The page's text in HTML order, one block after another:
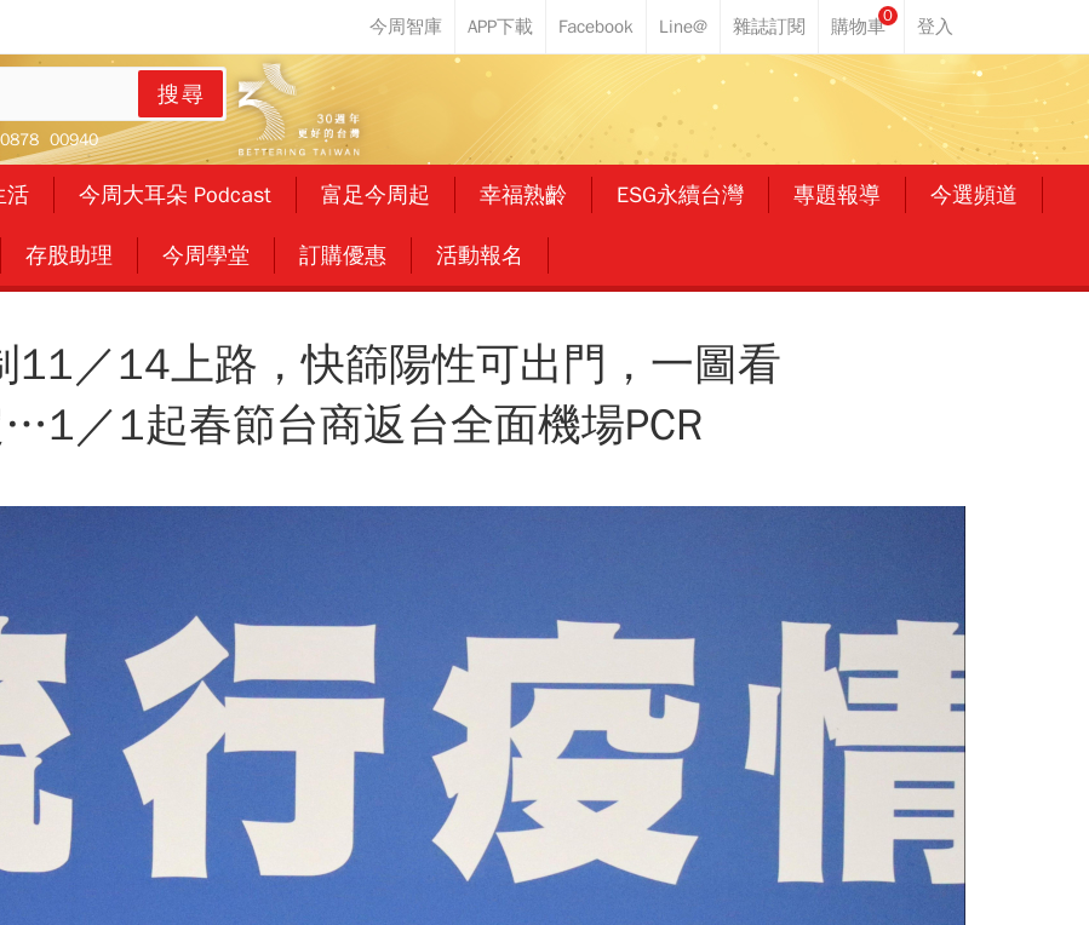
0
搜尋
00940
活 今周大耳朵 Podcast 富足今周起 幸福熟齡 ESG永續台灣 專題報導 今選頻道
存股助理 今周學堂 訂購優惠 活動報名
11／14上路，快篩陽性可出門，一圖看
／1起春節台商返台全面機場PCR